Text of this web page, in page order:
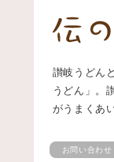
讃岐うどん
うどん」。
がうまくあ
お問い合わせ